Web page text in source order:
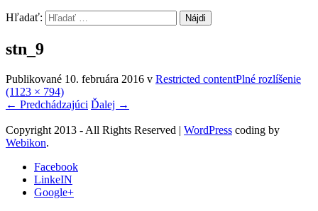
Hľadať:
stn_9
Publikované 10. februára 2016 v Restricted contentPlné rozlíšenie
(1123 × 794)
← Predchádzajúci Ďalej →
Copyright 2013 - All Rights Reserved | WordPress coding by
Webikon.
Facebook
LinkeIN
Google+